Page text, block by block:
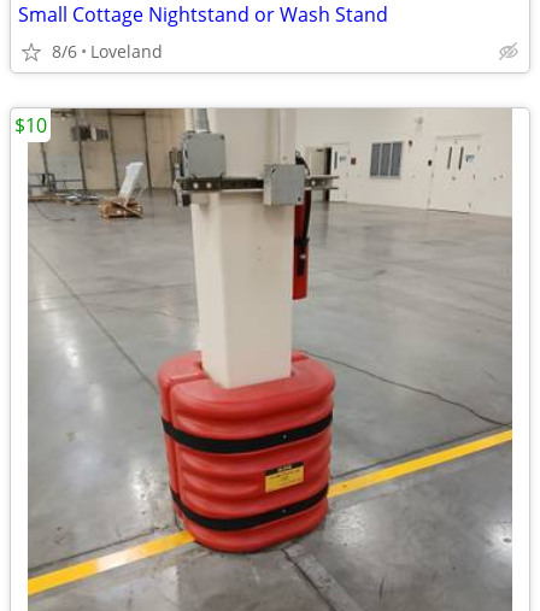
Small Cottage Nightstand or Wash Stand
8/6 Loveland
$10